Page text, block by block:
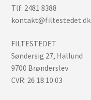
Tlf: 2481 8388
kontakt@filtestedet.dk
FILTESTEDET
Søndersig 27, Hallund
9700 Brønderslev
CVR: 26 18 10 03